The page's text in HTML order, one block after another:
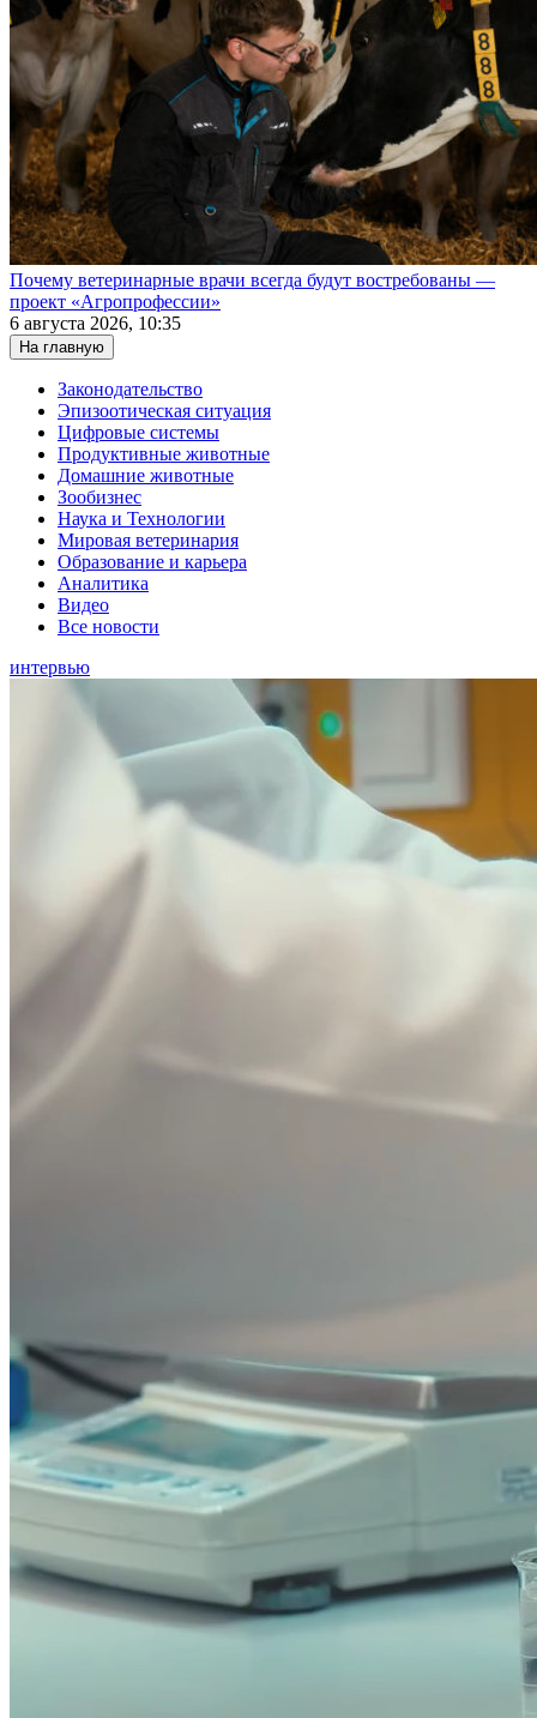
Почему ветеринарные врачи всегда будут востребованы —
проект «Агропрофессии»
6 августа 2026, 10:35
На главную
Законодательство
Эпизоотическая ситуация
Цифровые системы
Продуктивные животные
Домашние животные
Зообизнес
Наука и Технологии
Мировая ветеринария
Образование и карьера
Аналитика
Видео
Все новости
интервью